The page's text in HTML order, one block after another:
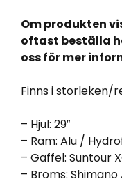
Om produkten
oftast beställa
oss för mer
Finns i storleken/
– Hjul: 29″
– Ram: Alu /
– Gaffel: Suntour
– Broms: